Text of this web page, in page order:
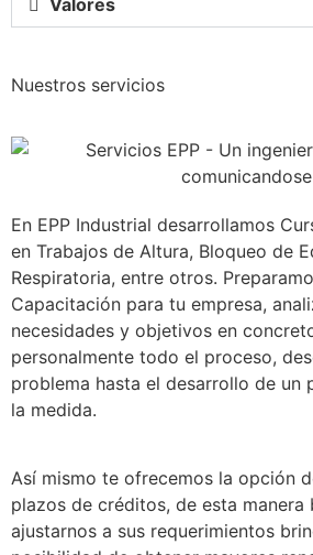
Valores
Nuestros servicios
En EPP Industrial desarrollamos
en Trabajos de Altura, Bloqueo de
Respiratoria, entre otros.
Capacitación para tu empresa,
necesidades y objetivos en
personalmente todo el proceso,
problema hasta el desarrollo de un
la medida.
Así mismo te ofrecemos la opción
plazos de créditos, de esta manera
ajustarnos a sus requerimientos